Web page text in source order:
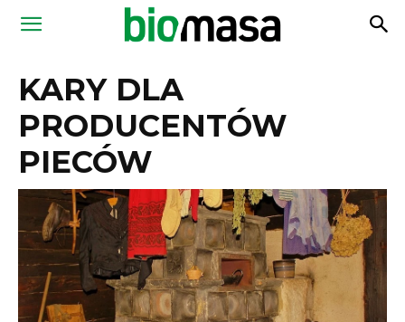
Magazyn
KARY DLA
PRODUCENTÓW
PIECÓW